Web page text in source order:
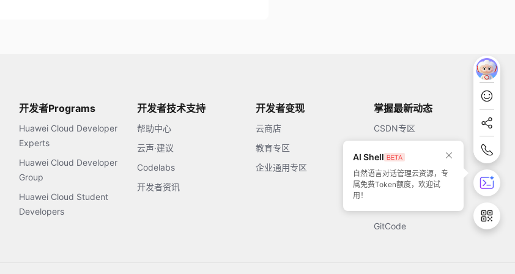
AI Shell
自然语言对话管理云资源，专
属免费Token额度，欢迎试
用！
开发者Programs
Huawei Cloud Developer
Experts
Huawei Cloud Developer
Group
Huawei Cloud Student
Developers
开发者技术支持
帮助中心
云声·建议
Codelabs
开发者资讯
开发者变现
云商店
教育专区
企业通用专区
掌握最新动态
CSDN专区
开源中国
51CTO
GitCode